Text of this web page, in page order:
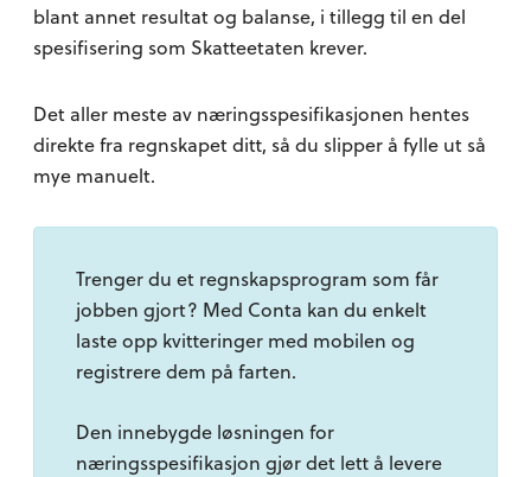
blant annet resultat og balanse, i tillegg til en del
spesifisering som Skatteetaten krever.
Det aller meste av næringsspesifikasjonen hentes
direkte fra regnskapet ditt, så du slipper å fylle ut så
mye manuelt.
Trenger du et regnskapsprogram som får
jobben gjort? Med Conta kan du enkelt
laste opp kvitteringer med mobilen og
registrere dem på farten.
Den innebygde løsningen for
næringsspesifikasjon gjør det lett å levere